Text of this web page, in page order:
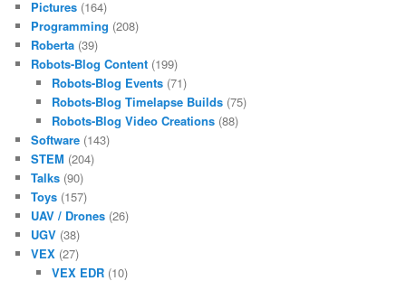
Pictures (164)
Programming (208)
Roberta (39)
Robots-Blog Content (199)
Robots-Blog Events(71)
Robots-Blog Timelapse Builds(75)
Robots-Blog Video Creations(88)
Software (143)
STEM (204)
Talks (90)
Toys (157)
UAV / Drones (26)
UGV (38)
VEX (27)
VEX EDR(10)